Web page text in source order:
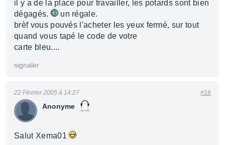
il y a de la place pour travailler, les potards sont bien
dégagés.
un régale.
brèf vous pouvés l'acheter les yeux fermé, sur tout
quand vous tapé le code de votre
carte bleu....
signaler
Anonyme
22 Février 2005 à 14:27 #16
Salut Xema01